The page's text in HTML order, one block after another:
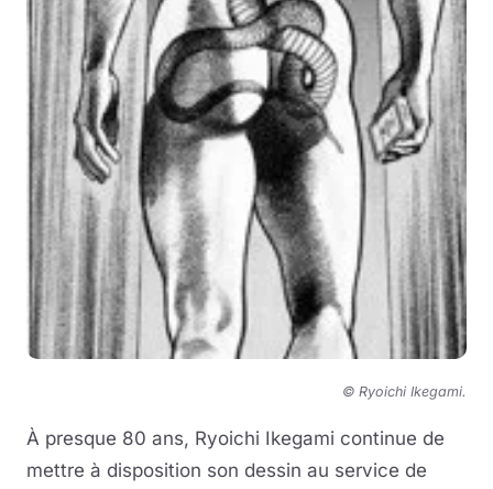
© Ryoichi Ikegami.
À presque 80 ans, Ryoichi Ikegami continue de
mettre à disposition son dessin au service de